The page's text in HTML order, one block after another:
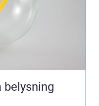
belysning